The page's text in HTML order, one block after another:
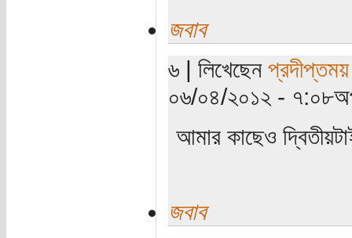
জবাব
৬ | লিখেছেন প্রদীপ্তময়
০৬/০৪/২০১২ -
আমার কাছেও
জবাব